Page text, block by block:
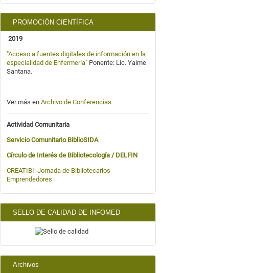
PROMOCIÓN CIENTÍFICA
2019
"Acceso a fuentes digitales de información en la
especialidad de Enfermería"Ponente: Lic. Yaime
Santana.
Ver más en Archivo de Conferencias
Actividad Comunitaria
Servicio Comunitario BiblioSIDA
Círculo de Interés de Bibliotecología / DELFIN
CREATIBI: Jornada de Bibliotecarios
Emprendedores
SELLO DE CALIDAD DE INFOMED
Archivos